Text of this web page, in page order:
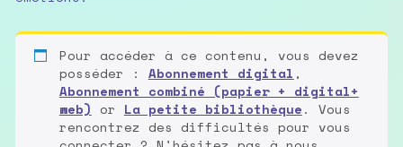
Pour accéder à ce contenu, vous devez
posséder : Abonnement digital ,
Abonnement combiné (papier + digital+
web) or La petite bibliothèque. Vous
rencontrez des difficultés pour vous